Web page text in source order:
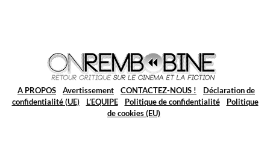
A PROPOS Avertissement CONTACTEZ-NOUS !
Déclaration de
confidentialité (UE)
L’EQUIPE Politique de confidentialité
Politique
de cookies (EU)